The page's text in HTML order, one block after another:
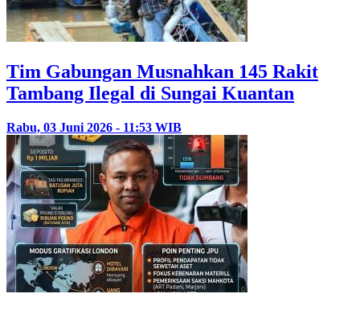
Tim Gabungan Musnahkan 145 Rakit
Tambang Ilegal di Sungai Kuantan
Rabu, 03 Juni 2026 - 11:53 WIB